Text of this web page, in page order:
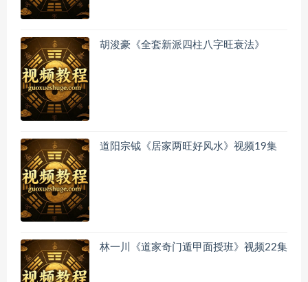
胡浚豪《全套新派四柱八字旺衰法》
道阳宗钺《居家两旺好风水》视频19集
林一川《道家奇门遁甲面授班》视频22集